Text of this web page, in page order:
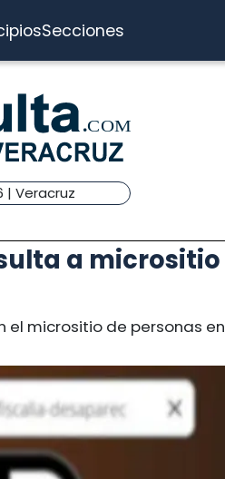
Secciones
| Veracruz
a micrositio
el micrositio de personas en